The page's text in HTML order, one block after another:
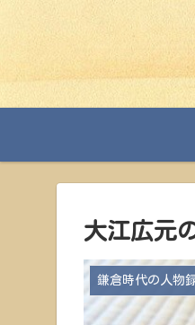
大江広元
鎌倉時代の人物